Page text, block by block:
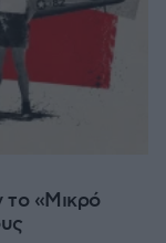
το «Μικρό